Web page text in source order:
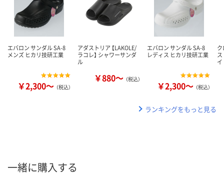
エバロン サンダル SA-8
メンズ ヒカリ技研工業
￥2,300～ （税込）
アダストリア 【LAKOLE/
ラコレ】 シャワーサンダ
ル
￥880～ （税込）
エバロン サンダル SA-8
レディス ヒカリ技研工業
￥2,300～ （税込）
ランキングをもっと見る
一緒に購入する